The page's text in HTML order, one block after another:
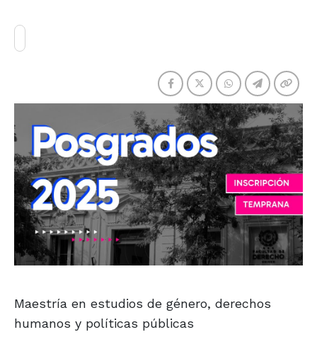
Maestría en estudios de género, derechos
humanos y políticas públicas